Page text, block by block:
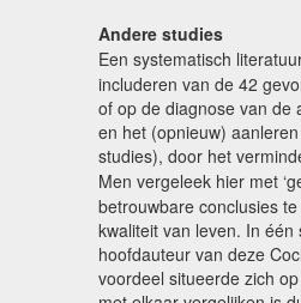
Andere studies
Een systematisch
includeren van de 42
of op de diagnose van de
en het (opnieuw)
studies), door het
Men vergeleek hier met
betrouwbare conclusies
kwaliteit van leven. In
hoofdauteur van deze
voordeel situeerde zich